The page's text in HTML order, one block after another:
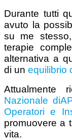
Durante tutti
avuto la
su me
terapie
alternativa a
di un equilibrio
Nazionale di
Operatori e
promuovere a
vita.